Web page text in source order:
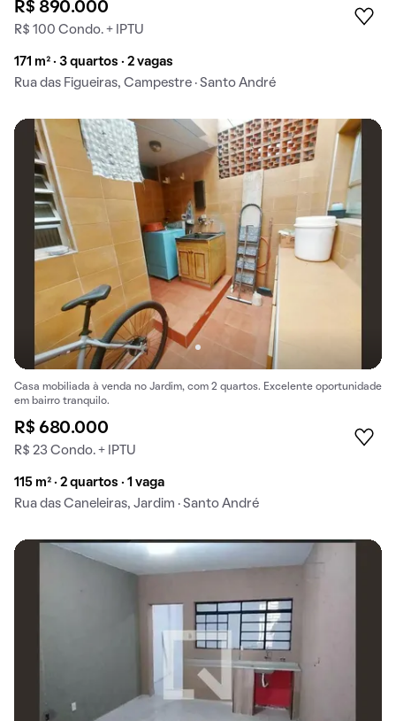
R$ 890.000
R$ 100 Condo. + IPTU
171 m² · 3 quartos · 2 vagas
Rua das Figueiras, Campestre · Santo André
Casa mobiliada à venda no Jardim, com 2 quartos. Excelente oportunidade
em bairro tranquilo.
R$ 680.000
R$ 23 Condo. + IPTU
115 m² · 2 quartos · 1 vaga
Rua das Caneleiras, Jardim · Santo André